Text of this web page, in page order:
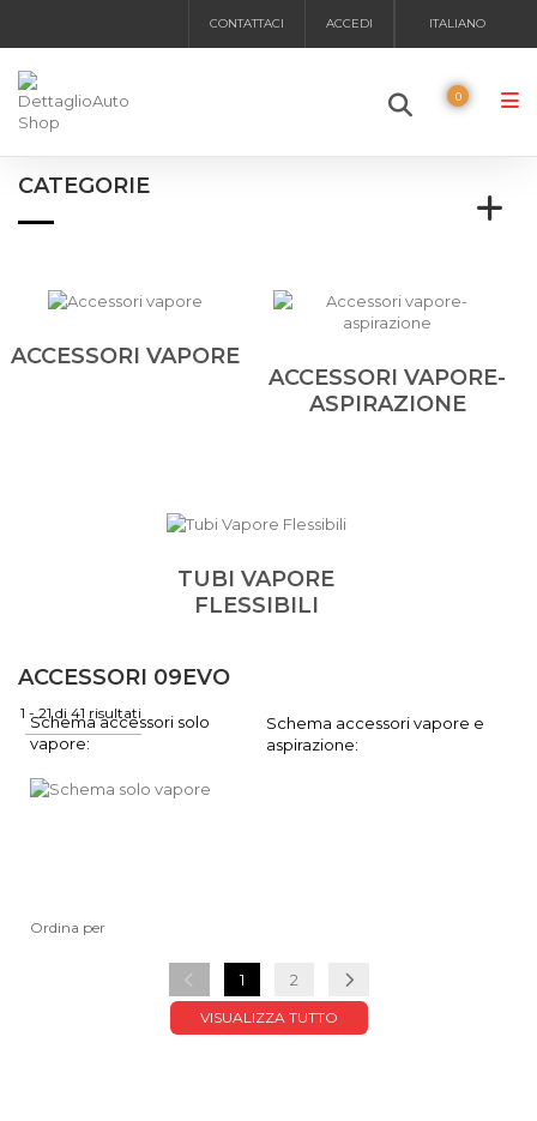
ITALIANO
ACCEDI
CONTATTACI
0
CATEGORIE
ACCESSORI VAPORE
ACCESSORI VAPORE-
ASPIRAZIONE
TUBI VAPORE
FLESSIBILI
ACCESSORI 09EVO
1 - 21 di 41 risultati
Schema accessori solo
vapore:
Schema accessori vapore e
aspirazione:
Ordina per
1 2
VISUALIZZA TUTTO